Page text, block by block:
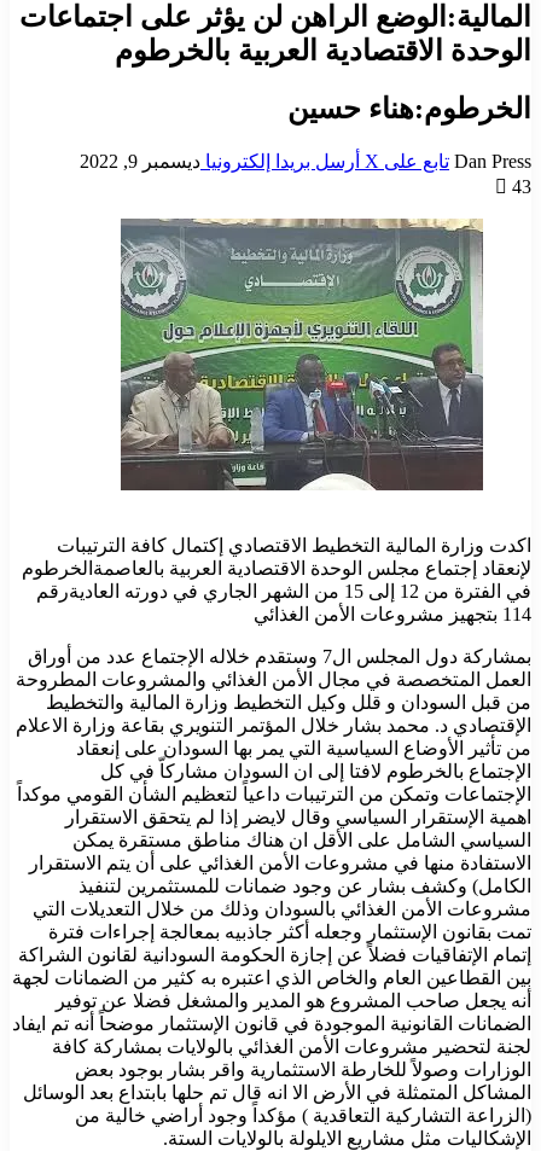
المالية:الوضع الراهن لن يؤثر على اجتماعات
الوحدة الاقتصادية العربية بالخرطوم
الخرطوم:هناء حسين
Dan Press تابع على X أرسل بريدا إلكترونيا ديسمبر 9, 2022
43
اكدت وزارة المالية التخطيط الاقتصادي إكتمال كافة الترتيبات
لإنعقاد إجتماع مجلس الوحدة الاقتصادية العربية بالعاصمةالخرطوم
في الفترة من 12 إلى 15 من الشهر الجاري في دورته العاديةرقم
114 بتجهيز مشروعات الأمن الغذائي
بمشاركة دول المجلس ال7 وستقدم خلاله الإجتماع عدد من أوراق
العمل المتخصصة في مجال الأمن الغذائي والمشروعات المطروحة
من قبل السودان و قلل وكيل التخطيط وزارة المالية والتخطيط
الإقتصادي د. محمد بشار خلال المؤتمر التنويري بقاعة وزارة الاعلام
من تأثير الأوضاع السياسية التي يمر بها السودان على إنعقاد
الإجتماع بالخرطوم لافتا إلى ان السودان مشاركاّ في كل
الإجتماعات وتمكن من الترتيبات داعياً لتعظيم الشأن القومي موكداً
اهمية الإستقرار السياسي وقال لايضر إذا لم يتحقق الاستقرار
السياسي الشامل على الأقل ان هناك مناطق مستقرة يمكن
الاستفادة منها في مشروعات الأمن الغذائي على أن يتم الاستقرار
الكامل) وكشف بشار عن وجود ضمانات للمستثمرين لتنفيذ
مشروعات الأمن الغذائي بالسودان وذلك من خلال التعديلات التي
تمت بقانون الإستثمار وجعله أكثر جاذبيه بمعالجة إجراءات فترة
إتمام الإتفاقيات فضلاً عن إجازة الحكومة السودانية لقانون الشراكة
بين القطاعين العام والخاص الذي اعتبره به كثير من الضمانات لجهة
أنه يجعل صاحب المشروع هو المدير والمشغل فضلا عن توفير
الضمانات القانونية الموجودة في قانون الإستثمار موضحاً أنه تم ايفاد
لجنة لتحضير مشروعات الأمن الغذائي بالولايات بمشاركة كافة
الوزارات وصولاً للخارطة الاستثمارية واقر بشار بوجود بعض
المشاكل المتمثلة في الأرض الا انه قال تم حلها بابتداع بعد الوسائل
(الزراعة التشاركية التعاقدية ) مؤكداً وجود أراضي خالية من
الإشكاليات مثل مشاريع الايلولة بالولايات الستة.